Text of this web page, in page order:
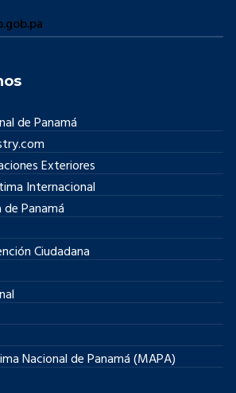
de Panamá
Exteriores
Internacional
Panamá
Ciudadana
Nacional de Panamá (MAPA)